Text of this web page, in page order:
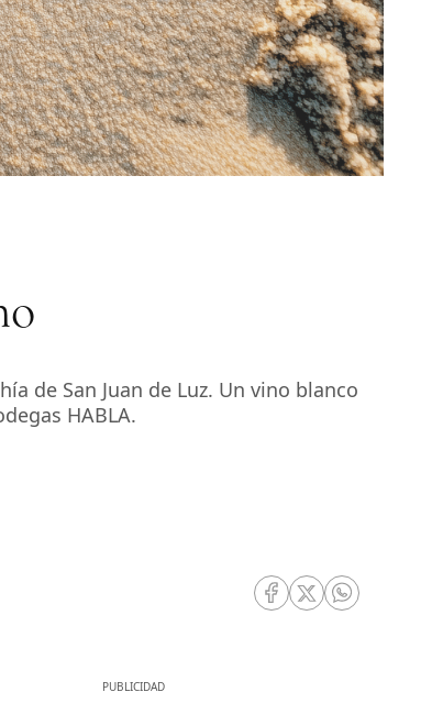
de San Juan de Luz. Un vino blanco
HABLA.
RRSS Facebook
RRSS Twitter
RRSS